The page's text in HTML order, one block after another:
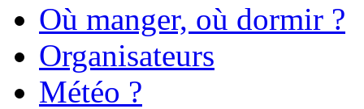
Où manger, où dormir ?
Organisateurs
Météo ?